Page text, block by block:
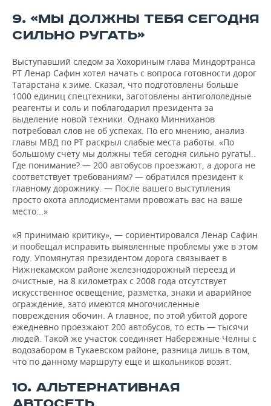
9. «МЫ ДОЛЖНЫ ТЕБЯ СЕГОДНЯ
СИЛЬНО РУГАТЬ»
Выступавший следом за Хохориным глава Миндортранса
РТ Ленар Сафин хотел начать с вопроса готовности дорог
Татарстана к зиме. Сказал, что подготовлены больше
1000 единиц спецтехники, заготовлены антигололедные
реагенты и соль и поблагодарил президента за
выделение новой техники. Однако Минниханов
потребовал слов не об успехах. По его мнению, анализ
главы МВД по РТ раскрыл слабые места работы. «По
большому счету мы должны тебя сегодня сильно ругать!..
Где понимание? — 200 автобусов проезжают, а дорога не
соответствует требованиям? — обратился президент к
главному дорожнику. — После вашего выступления
просто охота аплодисментами провожать вас на ваше
место...»
«Я принимаю критику», — сориентировался Ленар Сафин
и пообещал исправить выявленные проблемы уже в этом
году. Упомянутая президентом дорога связывает в
Нижнекамском районе железнодорожный переезд и
очистные, на 8 километрах с 2008 года отсутствует
искусственное освещение, разметка, знаки и аварийное
ограждение, зато имеются многочисленные
повреждения обочин. А главное, по этой убитой дороге
ежедневно проезжают 200 автобусов, то есть — тысячи
людей. Такой же участок соединяет Набережные Челны с
водозабором в Тукаевском районе, разница лишь в том,
что по данному маршруту еще и школьников возят.
10. АЛЬТЕРНАТИВНАЯ